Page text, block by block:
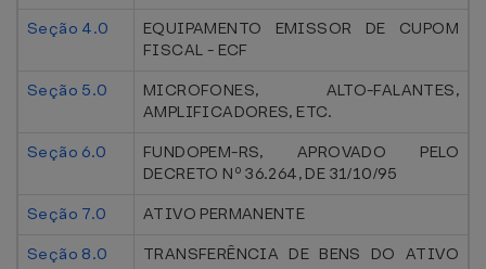
Seção 4.0
EQUIPAMENTO EMISSOR DE CUPOM
FISCAL - ECF
Seção 5.0
MICROFONES, ALTO-FALANTES,
AMPLIFICADORES, ETC.
Seção 6.0
FUNDOPEM-RS, APROVADO PELO
DECRETO Nº 36.264, DE 31/10/95
Seção 7.0
ATIVO PERMANENTE
Seção 8.0
TRANSFERÊNCIA DE BENS DO ATIVO